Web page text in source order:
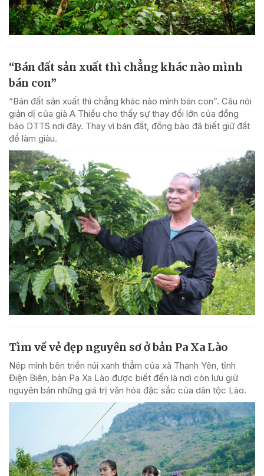
“Bán đất sản xuất thì chẳng khác nào mình
bán con”
“Bán đất sản xuất thì chẳng khác nào mình bán con”. Câu nói
giản dị của già A Thiếu cho thấy sự thay đổi lớn của đồng
bào DTTS nơi đây. Thay vì bán đất, đồng bào đã biết giữ đất
để làm giàu.
Tìm về vẻ đẹp nguyên sơ ở bản Pa Xa Lào
Nép mình bên triền núi xanh thẳm của xã Thanh Yên, tỉnh
Điện Biên, bản Pa Xa Lào được biết đến là nơi còn lưu giữ
nguyên bản những giá trị văn hóa đặc sắc của dân tộc Lào.